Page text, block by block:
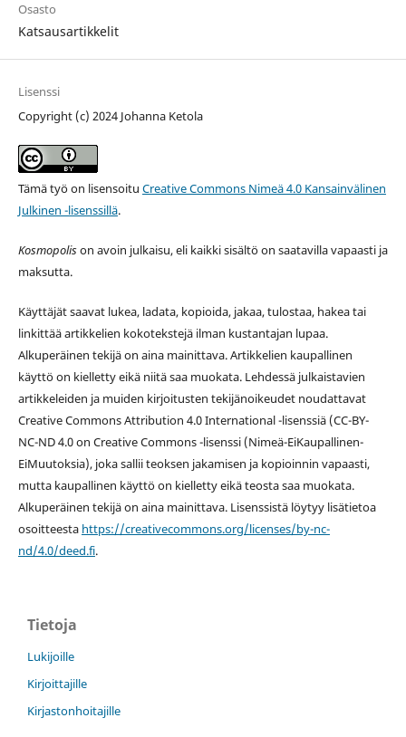
Osasto
Katsausartikkelit
Lisenssi
Copyright (c) 2024 Johanna Ketola
Tämä työ on lisensoitu Creative Commons Nimeä 4.0 Kansainvälinen
Julkinen -lisenssillä.
Kosmopolison avoin julkaisu, eli kaikki sisältö on saatavilla vapaasti ja
maksutta.
Käyttäjät saavat lukea, ladata, kopioida, jakaa, tulostaa, hakea tai
linkittää artikkelien kokotekstejä ilman kustantajan lupaa.
Alkuperäinen tekijä on aina mainittava. Artikkelien kaupallinen
käyttö on kielletty eikä niitä saa muokata. Lehdessä julkaistavien
artikkeleiden ja muiden kirjoitusten tekijänoikeudet noudattavat
Creative Commons Attribution 4.0 International -lisenssiä (CC-BY-
NC-ND 4.0 on Creative Commons -lisenssi(Nimeä-EiKaupallinen-
EiMuutoksia), joka sallii teoksen jakamisen ja kopioinnin vapaasti,
mutta kaupallinen käyttö on kielletty eikä teosta saa muokata.
Alkuperäinen tekijä on aina mainittava. Lisenssistä löytyy lisätietoa
osoitteesta https://creativecommons.org/licenses/by-nc-
nd/4.0/deed.fi.
Tietoja
Lukijoille
Kirjoittajille
Kirjastonhoitajille